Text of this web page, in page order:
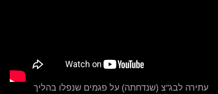
עתירה לבג"צ (שנדחתה) על פגמים שנפלו בהליך